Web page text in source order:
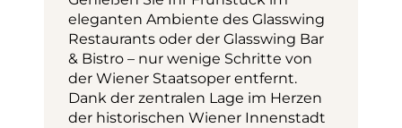
eleganten Ambiente des Glasswing
Restaurants oder der Glasswing Bar
& Bistro – nur wenige Schritte von
der Wiener Staatsoper entfernt.
Dank der zentralen Lage im Herzen
der historischen Wiener Innenstadt